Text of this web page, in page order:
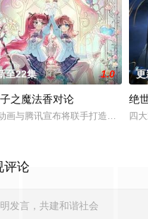
至22集 1.0
之魔法香对论
画与腾讯宣布将联手打造『花仙
更
绝
四
评论